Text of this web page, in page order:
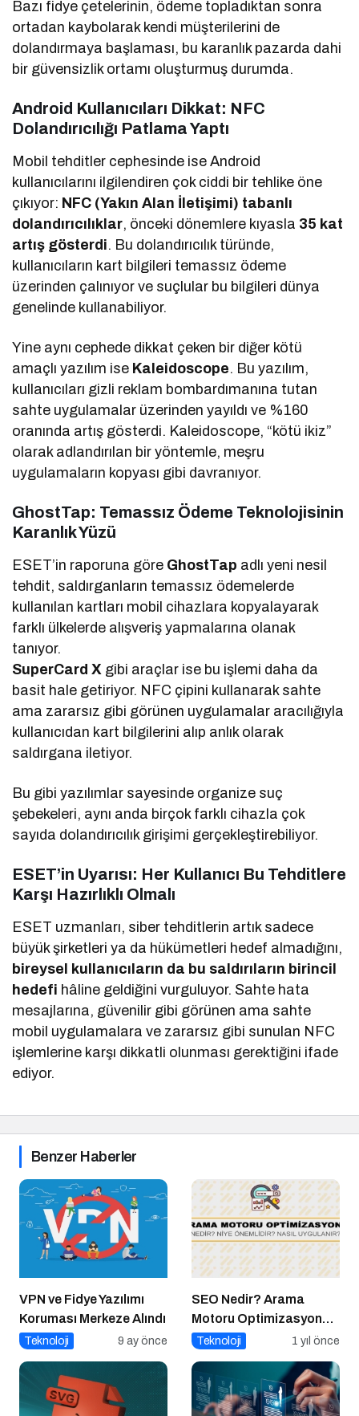
Bazı fidye çetelerinin, ödeme topladıktan sonra
ortadan kaybolarak kendi müşterilerini de
dolandırmaya başlaması, bu karanlık pazarda dahi
bir güvensizlik ortamı oluşturmuş durumda.
Android Kullanıcıları Dikkat: NFC
Dolandırıcılığı Patlama Yaptı
Mobil tehditler cephesinde ise Android
kullanıcılarını ilgilendiren çok ciddi bir tehlike öne
çıkıyor: NFC (Yakın Alan İletişimi) tabanlı
dolandırıcılıklar, önceki dönemlere kıyasla 35 kat
artış gösterdi. Bu dolandırıcılık türünde,
kullanıcıların kart bilgileri temassız ödeme
üzerinden çalınıyor ve suçlular bu bilgileri dünya
genelinde kullanabiliyor.
Yine aynı cephede dikkat çeken bir diğer kötü
amaçlı yazılım ise Kaleidoscope. Bu yazılım,
kullanıcıları gizli reklam bombardımanına tutan
sahte uygulamalar üzerinden yayıldı ve %160
oranında artış gösterdi. Kaleidoscope, “kötü ikiz”
olarak adlandırılan bir yöntemle, meşru
uygulamaların kopyası gibi davranıyor.
GhostTap: Temassız Ödeme Teknolojisinin
Karanlık Yüzü
ESET’in raporuna göre GhostTap adlı yeni nesil
tehdit, saldırganların temassız ödemelerde
kullanılan kartları mobil cihazlara kopyalayarak
farklı ülkelerde alışveriş yapmalarına olanak
tanıyor.
SuperCard X gibi araçlar ise bu işlemi daha da
basit hale getiriyor. NFC çipini kullanarak sahte
ama zararsız gibi görünen uygulamalar aracılığıyla
kullanıcıdan kart bilgilerini alıp anlık olarak
saldırgana iletiyor.
Bu gibi yazılımlar sayesinde organize suç
şebekeleri, aynı anda birçok farklı cihazla çok
sayıda dolandırıcılık girişimi gerçekleştirebiliyor.
ESET’in Uyarısı: Her Kullanıcı Bu Tehditlere
Karşı Hazırlıklı Olmalı
ESET uzmanları, siber tehditlerin artık sadece
büyük şirketleri ya da hükümetleri hedef almadığını,
bireysel kullanıcıların da bu saldırıların birincil
hedefi hâline geldiğini vurguluyor. Sahte hata
mesajlarına, güvenilir gibi görünen ama sahte
mobil uygulamalara ve zararsız gibi sunulan NFC
işlemlerine karşı dikkatli olunması gerektiğini ifade
ediyor.
Benzer Haberler
VPN ve Fidye Yazılımı
Koruması Merkeze Alındı
Teknoloji 9 ay önce
SEO Nedir? Arama
Motoru Optimizasyonu
Nasıl Yapılır?
Teknoloji 1 yıl önce